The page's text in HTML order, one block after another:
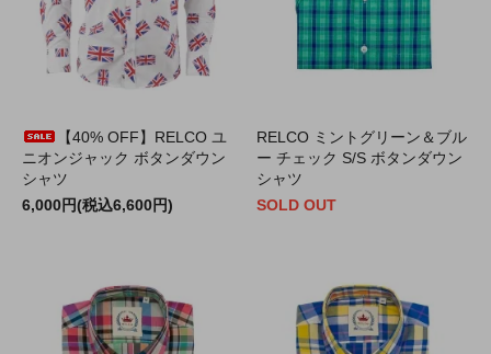
【40% OFF】RELCO ユ
ニオンジャック ボタンダウン
シャツ
6,000円(税込6,600円)
RELCO ミントグリーン＆ブル
ー チェック S/S ボタンダウン
シャツ
SOLD OUT